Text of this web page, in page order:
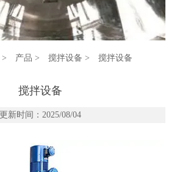
> 产品 > 搅拌设备 > 搅拌设备
搅拌设备
更新时间：2025/08/04